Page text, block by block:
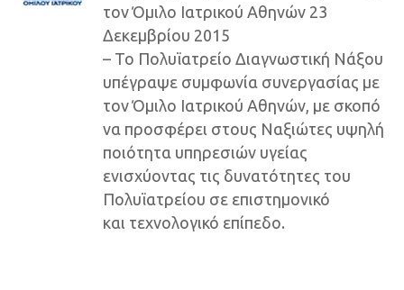
τον Όμιλο Ιατρικού Αθηνών 23
Δεκεμβρίου 2015
– Το Πολυϊατρείο Διαγνωστική Νάξου
υπέγραψε συμφωνία συνεργασίας με
τον Όμιλο Ιατρικού Αθηνών, με σκοπό
να προσφέρει στους Ναξιώτες υψηλή
ποιότητα υπηρεσιών υγείας
ενισχύοντας τις δυνατότητες του
Πολυϊατρείου σε επιστημονικό
και τεχνολογικό επίπεδο.